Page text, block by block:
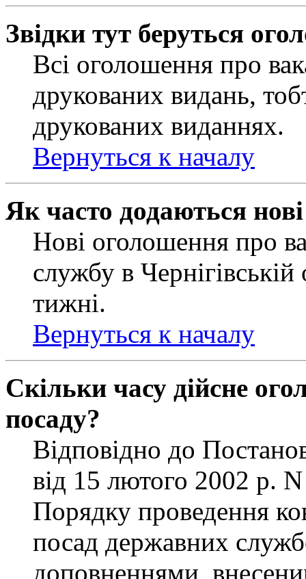
Звідки тут беруться
Всі оголошення про
друкованих видань,
друкованих виданнях.
Вернуться к началу
Як часто додаються
Нові оголошення про
службу в
тижні.
Вернуться к началу
Скільки часу дійсне
посаду?
Відповідно до
від 15 лютого 2002 р.
Порядку проведення
посад державних
доповненнями,